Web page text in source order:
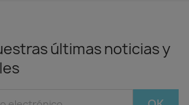
últimas noticias y